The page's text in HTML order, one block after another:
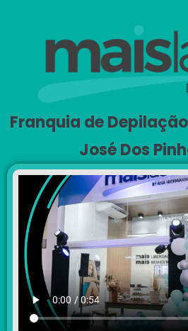
Franquia de
José Dos